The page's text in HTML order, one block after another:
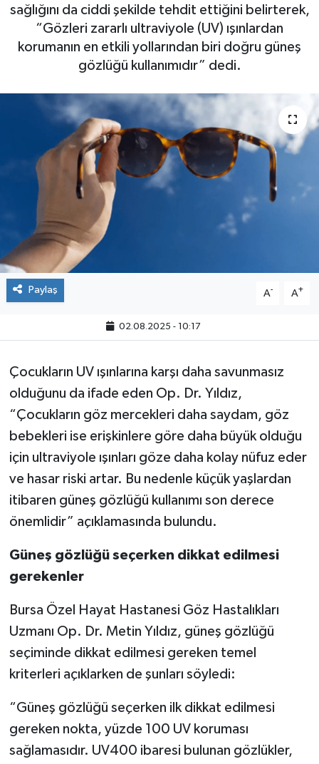
sağlığını da ciddi şekilde tehdit ettiğini belirterek,
“Gözleri zararlı ultraviyole (UV) ışınlardan
korumanın en etkili yollarından biri doğru güneş
gözlüğü kullanımıdır” dedi.
Paylaş A- A+
02.08.2025 - 10:17
Çocukların UV ışınlarına karşı daha savunmasız
olduğunu da ifade eden Op. Dr. Yıldız,
“Çocukların göz mercekleri daha saydam, göz
bebekleri ise erişkinlere göre daha büyük olduğu
için ultraviyole ışınları göze daha kolay nüfuz eder
ve hasar riski artar. Bu nedenle küçük yaşlardan
itibaren güneş gözlüğü kullanımı son derece
önemlidir” açıklamasında bulundu.
Güneş gözlüğü seçerken dikkat edilmesi
gerekenler
Bursa Özel Hayat Hastanesi Göz Hastalıkları
Uzmanı Op. Dr. Metin Yıldız, güneş gözlüğü
seçiminde dikkat edilmesi gereken temel
kriterleri açıklarken de şunları söyledi:
“Güneş gözlüğü seçerken ilk dikkat edilmesi
gereken nokta, yüzde 100 UV koruması
sağlamasıdır. UV400 ibaresi bulunan gözlükler,